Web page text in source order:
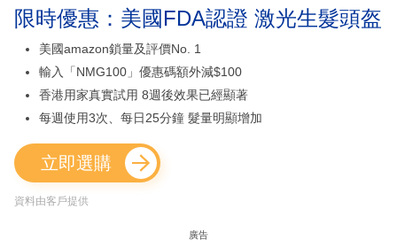
限時優惠：美國FDA認證 激光生髮頭盔
美國amazon鎖量及評價No. 1
輸入「NMG100」優惠碼額外減$100
香港用家真實試用 8週後效果已經顯著
每週使用3次、每日25分鐘 髮量明顯增加
立即選購
資料由客戶提供
廣告